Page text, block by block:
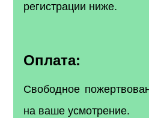
регистрации ниже.
Оплата:
Свободное
на ваше усмотрение.